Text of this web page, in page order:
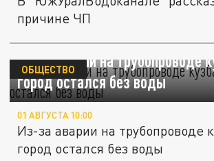
причине ЧП
Из-за аварии на трубопроводе
город остался без воды
ОБЩЕСТВО
01 АВГУСТА 10:00
Из-за аварии на трубопроводе
город остался без воды